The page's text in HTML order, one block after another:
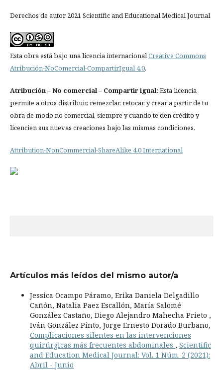
Derechos de autor 2021 Scientific and Educational Medical Journal
Esta obra está bajo una licencia internacional Creative Commons
Atribución-NoComercial-CompartirIgual 4.0.
Atribución – No comercial – Compartir igual: Esta licencia
permite a otros distribuir, remezclar, retocar, y crear a partir de tu
obra de modo no comercial, siempre y cuando te den crédito y
licencien sus nuevas creaciones bajo las mismas condiciones.
Attribution-NonCommercial-ShareAlike 4.0 International
Artículos más leídos del mismo autor/a
Jessica Ocampo Páramo, Erika Daniela Delgadillo
Cañón, Natalia Paez Escallón, María Salomé
González Castaño, Diego Alejandro Mahecha Prieto ,
Iván González Pinto, Jorge Ernesto Dorado Burbano,
Complicaciones silentes en las intervenciones
quirúrgicas más frecuentes abdominales , Scientific
and Education Medical Journal: Vol. 1 Núm. 2 (2021):
Abril - Junio